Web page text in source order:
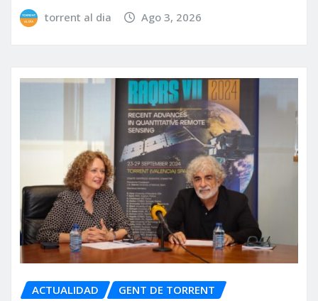
torrent al dia Ago 3, 2026
ACTUALIDAD GENT DE TORRENT